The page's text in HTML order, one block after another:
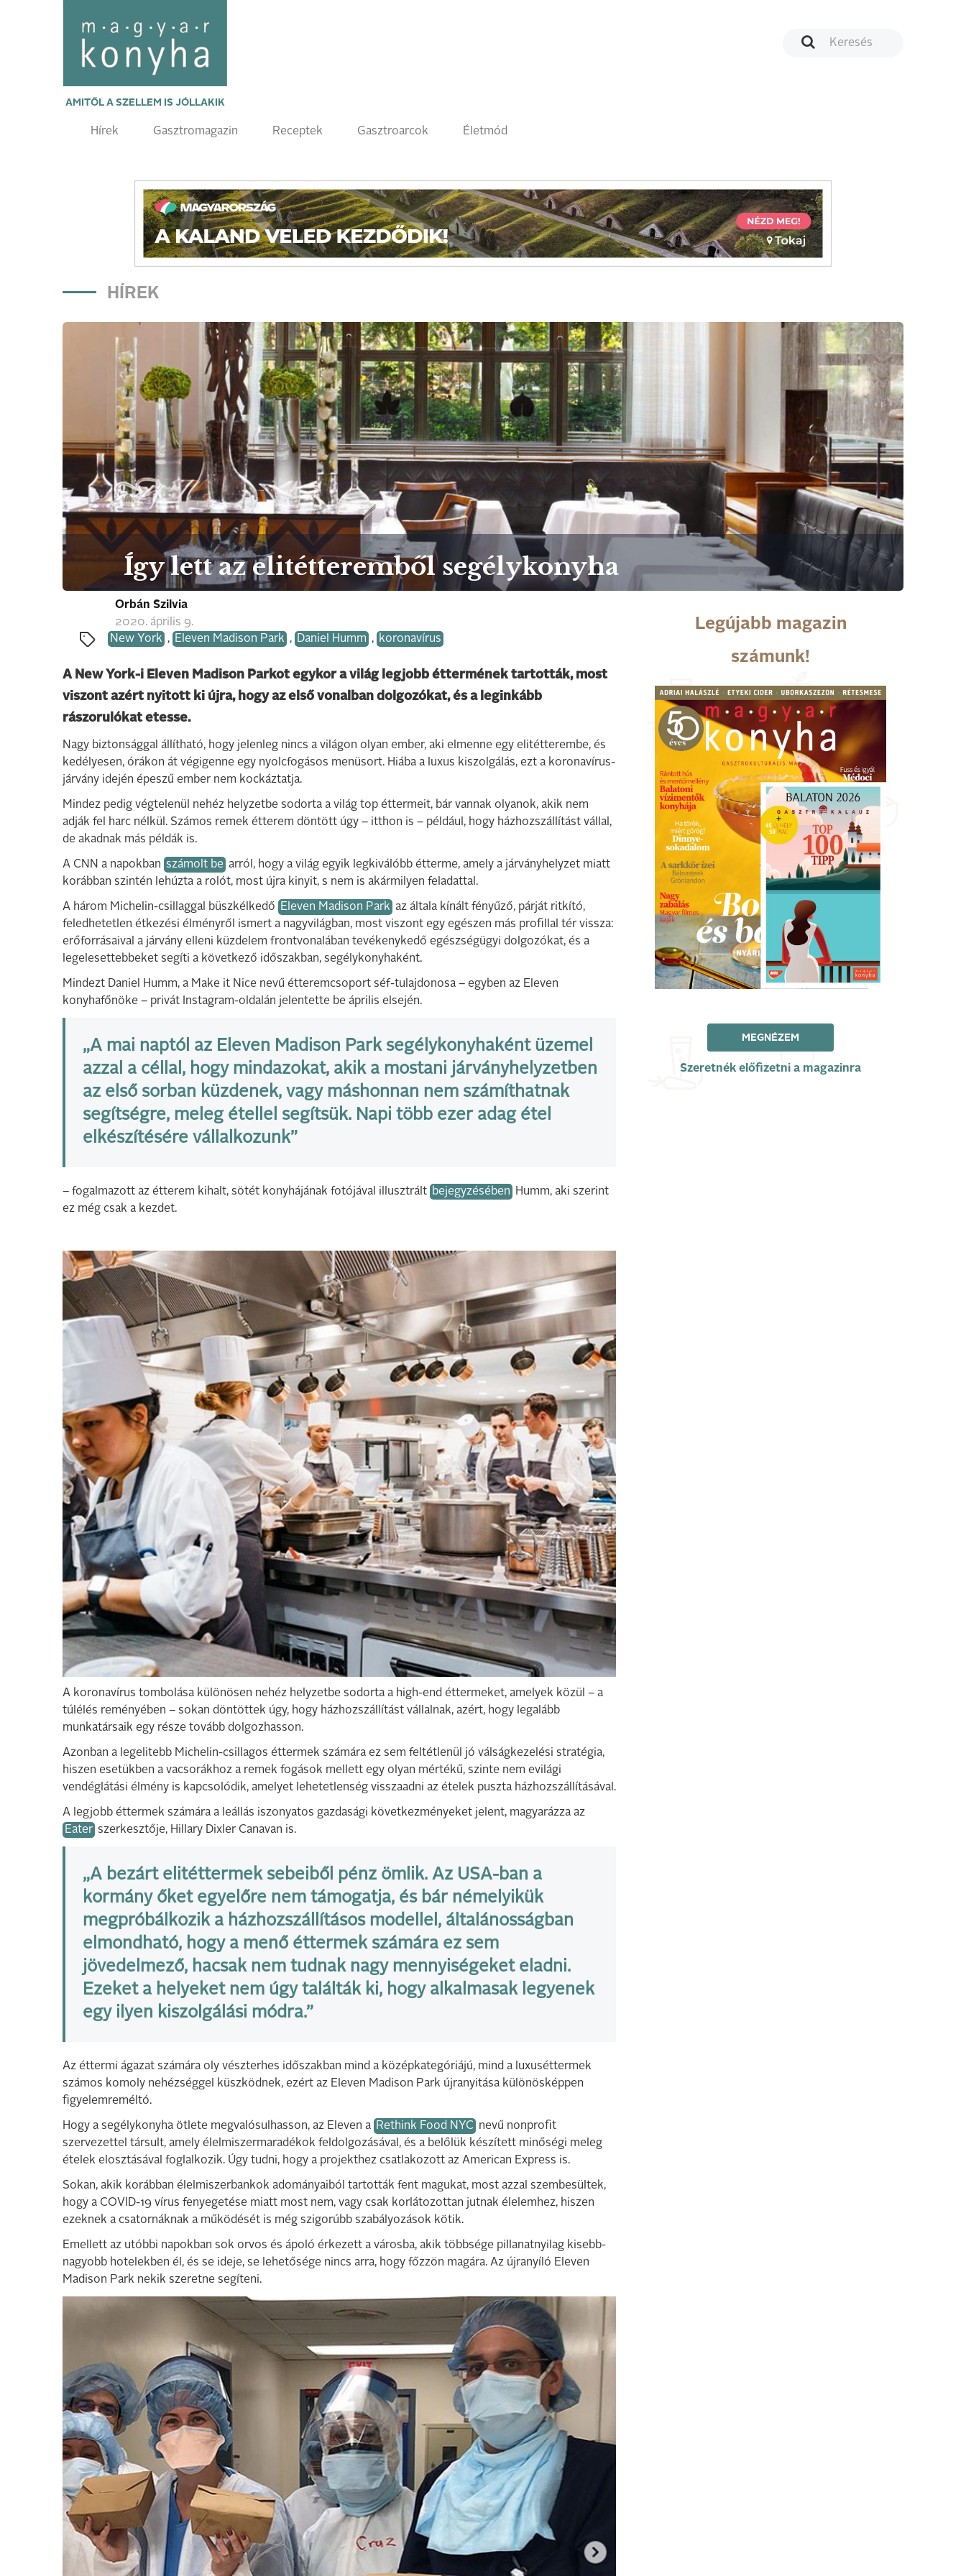
AMITŐL A SZELLEM IS JÓLLAKIK
Hírek Gasztromagazin Receptek Gasztroarcok Életmód
HÍREK
Így lett az elitétteremből segélykonyha
Orbán Szilvia
2020. április 9.
New York , Eleven Madison Park , Daniel Humm , koronavírus
A New York-i Eleven Madison Parkot egykor a világ legjobb éttermének tartották, most
viszont azért nyitott ki újra, hogy az első vonalban dolgozókat, és a leginkább
rászorulókat etesse.
Nagy biztonsággal állítható, hogy jelenleg nincs a világon olyan ember, aki elmenne egy elitétterembe, és
kedélyesen, órákon át végigenne egy nyolcfogásos menüsort. Hiába a luxus kiszolgálás, ezt a koronavírus-
járvány idején épeszű ember nem kockáztatja.
Mindez pedig végtelenül nehéz helyzetbe sodorta a világ top éttermeit, bár vannak olyanok, akik nem
adják fel harc nélkül. Számos remek étterem döntött úgy – itthon is – például, hogy házhozszállítást vállal,
de akadnak más példák is.
A CNN a napokban számolt be arról, hogy a világ egyik legkiválóbb étterme, amely a járványhelyzet miatt
korábban szintén lehúzta a rolót, most újra kinyit, s nem is akármilyen feladattal.
A három Michelin-csillaggal büszkélkedő Eleven Madison Park az általa kínált fényűző, párját ritkító,
feledhetetlen étkezési élményről ismert a nagyvilágban, most viszont egy egészen más profillal tér vissza:
erőforrásaival a járvány elleni küzdelem frontvonalában tevékenykedő egészségügyi dolgozókat, és a
legelesettebbeket segíti a következő időszakban, segélykonyhaként.
Mindezt Daniel Humm, a Make it Nice nevű étteremcsoport séf-tulajdonosa – egyben az Eleven
konyhafőnöke – privát Instagram-oldalán jelentette be április elsején.
„A mai naptól az Eleven Madison Park segélykonyhaként üzemel
azzal a céllal, hogy mindazokat, akik a mostani járványhelyzetben
az első sorban küzdenek, vagy máshonnan nem számíthatnak
segítségre, meleg étellel segítsük. Napi több ezer adag étel
elkészítésére vállalkozunk”
– fogalmazott az étterem kihalt, sötét konyhájának fotójával illusztrált bejegyzésében
Humm, aki szerint
ez még csak a kezdet.
A koronavírus tombolása különösen nehéz helyzetbe sodorta a high-end éttermeket, amelyek közül – a
túlélés reményében – sokan döntöttek úgy, hogy házhozszállítást vállalnak, azért, hogy legalább
munkatársaik egy része tovább dolgozhasson.
Azonban a legelitebb Michelin-csillagos éttermek számára ez sem feltétlenül jó válságkezelési stratégia,
hiszen esetükben a vacsorákhoz a remek fogások mellett egy olyan mértékű, szinte nem evilági
vendéglátási élmény is kapcsolódik, amelyet lehetetlenség visszaadni az ételek puszta házhozszállításával.
A legjobb éttermek számára a leállás iszonyatos gazdasági következményeket jelent, magyarázza az
Eater szerkesztője, Hillary Dixler Canavan is.
„A bezárt elitéttermek sebeiből pénz ömlik. Az USA-ban a
kormány őket egyelőre nem támogatja, és bár némelyikük
megpróbálkozik a házhozszállításos modellel, általánosságban
elmondható, hogy a menő éttermek számára ez sem
jövedelmező, hacsak nem tudnak nagy mennyiségeket eladni.
Ezeket a helyeket nem úgy találták ki, hogy alkalmasak legyenek
egy ilyen kiszolgálási módra.”
Az éttermi ágazat számára oly vészterhes időszakban mind a középkategóriájú, mind a luxuséttermek
számos komoly nehézséggel küszködnek, ezért az Eleven Madison Park újranyitása különösképpen
figyelemreméltó.
Hogy a segélykonyha ötlete megvalósulhasson, az Eleven a Rethink Food NYC nevű nonprofit
szervezettel társult, amely élelmiszermaradékok feldolgozásával, és a belőlük készített minőségi meleg
ételek elosztásával foglalkozik. Úgy tudni, hogy a projekthez csatlakozott az American Express is.
Sokan, akik korábban élelmiszerbankok adományaiból tartották fent magukat, most azzal szembesültek,
hogy a COVID-19 vírus fenyegetése miatt most nem, vagy csak korlátozottan jutnak élelemhez, hiszen
ezeknek a csatornáknak a működését is még szigorúbb szabályozások kötik.
Emellett az utóbbi napokban sok orvos és ápoló érkezett a városba, akik többsége pillanatnyilag kisebb-
nagyobb hotelekben él, és se ideje, se lehetősége nincs arra, hogy főzzön magára. Az újranyíló Eleven
Madison Park nekik szeretne segíteni.
Legújabb magazin
számunk!
MEGNÉZEM
Szeretnék előfizetni a magazinra